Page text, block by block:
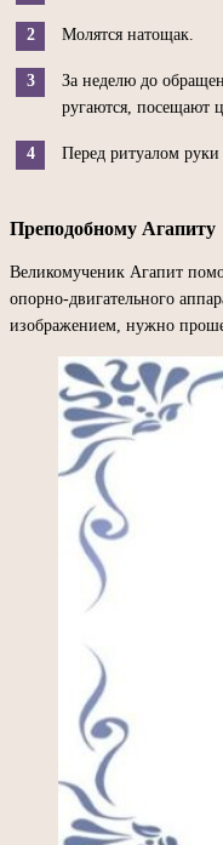
Молятся натощак.
За неделю до
ругаются, посещают
Перед ритуалом
Преподобному Агапиту
Великомученик Агапит
опорно-двигательного
изображением, нужно